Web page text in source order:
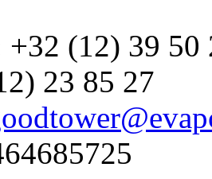
+32 (12) 39 50
23 85 27